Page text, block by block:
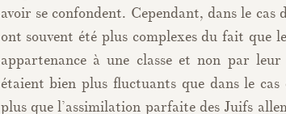
avoir se confondent. Cependant, dans le cas
ont souvent été plus complexes du fait que
appartenance à une classe et non par
étaient bien plus fluctuants que dans le cas
plus que l’assimilation parfaite des Juifs